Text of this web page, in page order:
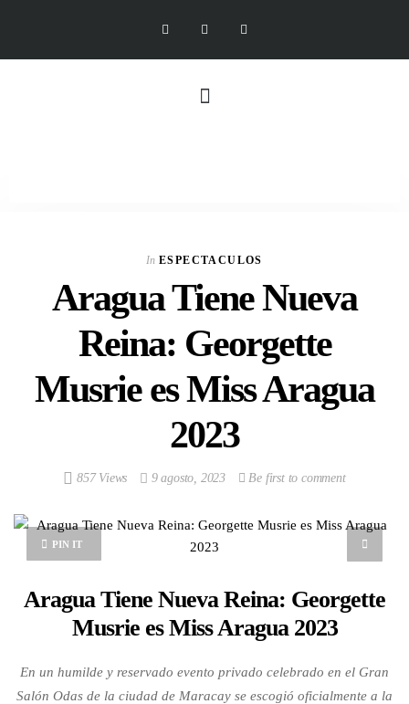
In ESPECTACULOS
Aragua Tiene Nueva
Reina: Georgette
Musrie es Miss Aragua
2023
857 Views 9 agosto, 2023 Be first to comment
PIN IT
Aragua Tiene Nueva Reina: Georgette
Musrie es Miss Aragua 2023
En un humilde y reservado evento privado celebrado en el Gran
Salón Odas de la ciudad de Maracay se escogió oficialmente a la